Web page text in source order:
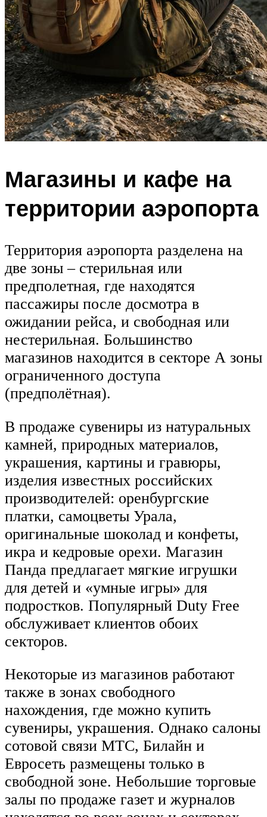
Магазины и кафе на
территории аэропорта
Территория аэропорта разделена на
две зоны – стерильная или
предполетная, где находятся
пассажиры после досмотра в
ожидании рейса, и свободная или
нестерильная. Большинство
магазинов находится в секторе А зоны
ограниченного доступа
(предполётная).
В продаже сувениры из натуральных
камней, природных материалов,
украшения, картины и гравюры,
изделия известных российских
производителей: оренбургские
платки, самоцветы Урала,
оригинальные шоколад и конфеты,
икра и кедровые орехи. Магазин
Панда предлагает мягкие игрушки
для детей и «умные игры» для
подростков. Популярный Duty Free
обслуживает клиентов обоих
секторов.
Некоторые из магазинов работают
также в зонах свободного
нахождения, где можно купить
сувениры, украшения. Однако салоны
сотовой связи МТС, Билайн и
Евросеть размещены только в
свободной зоне. Небольшие торговые
залы по продаже газет и журналов